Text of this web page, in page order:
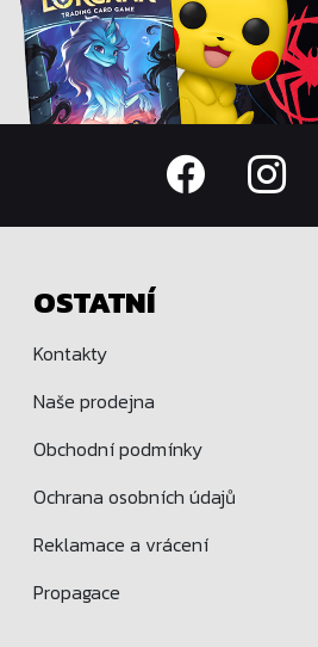
OSTATNÍ
Kontakty
Naše prodejna
Obchodní podmínky
Ochrana osobních údajů
Reklamace a vrácení
Propagace